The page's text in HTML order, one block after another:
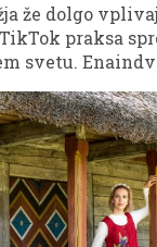
že dolgo
praksa
svetu.
jo najamejo,
ali bi jih njihov
njeno delo
neetično, drugi
razkriti